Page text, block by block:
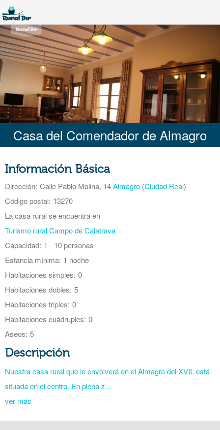
Casa del Comendador de Almagro
Información Básica
Dirección: Calle Pablo Molina, 14Almagro (Ciudad Real)
Código postal: 13270
La casa rural se encuentra en
Turismo rural Campo de Calatrava
Capacidad: 1 - 10 personas
Estancia mínima: 1 noche
Habitaciones simples: 0
Habitaciones dobles: 5
Habitaciones triples: 0
Habitaciones cuádruples: 0
Aseos: 5
Descripción
Nuestra casa rural que le envolverá en el Almagro del XVII, está
situada en el centro. En plena z...
ver más